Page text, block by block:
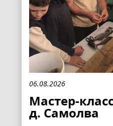
06.08.2026
Мастер-
д. Самолва